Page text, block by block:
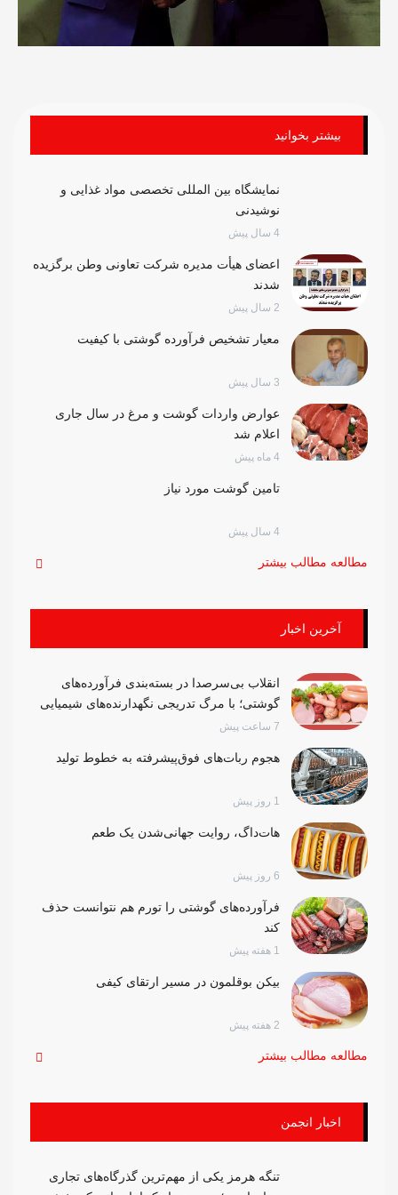
بیشتر بخوانید
نمایشگاه بین المللی تخصصی مواد غذایی و
نوشیدنی
اعضای هیأت مدیره شرکت تعاونی وطن برگزیده
شدند
معیار تشخیص فرآورده گوشتی با کیفیت
عوارض واردات گوشت و مرغ در سال جاری
اعلام شد
تامین گوشت مورد نیاز
مطالعه مطالب بیشتر
آخرین اخبار
انقلاب بی‌سرصدا در بسته‌بندی فرآورده‌های
گوشتی؛ با مرگ تدریجی نگهدارنده‌های شیمیایی
هجوم ربات‌های فوق‌پیشرفته به خطوط تولید
هات‌داگ، روایت جهانی‌شدن یک طعم
فرآورده‌های گوشتی را تورم هم نتوانست حذف
کند
بیکن بوقلمون در مسیر ارتقای کیفی
مطالعه مطالب بیشتر
اخبار انجمن
تنگه هرمز یکی از مهم‌ترین گذرگاه‌های تجاری